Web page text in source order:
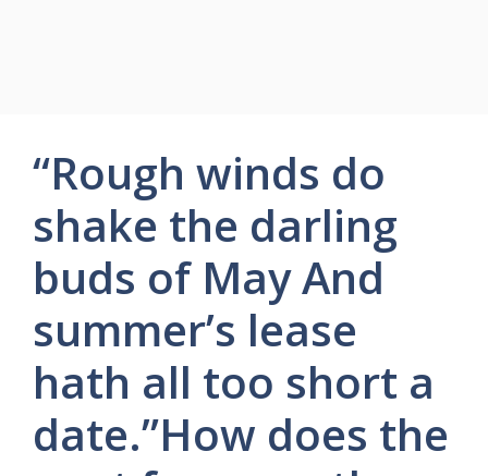
“Rough winds do
shake the darling
buds of May And
summer’s lease
hath all too short a
date.”How does the